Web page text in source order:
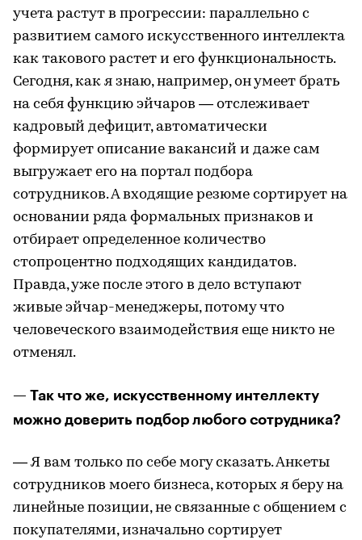
учета растут в прогрессии: параллельно с
развитием самого искусственного интеллекта
как такового растет и его функциональность.
Сегодня, как я знаю, например, он умеет брать
на себя функцию эйчаров — отслеживает
кадровый дефицит, автоматически
формирует описание вакансий и даже сам
выгружает его на портал подбора
сотрудников. А входящие резюме сортирует на
основании ряда формальных признаков и
отбирает определенное количество
стопроцентно подходящих кандидатов.
Правда, уже после этого в дело вступают
живые эйчар-менеджеры, потому что
человеческого взаимодействия еще никто не
отменял.
— Так что же, искусственному интеллекту
можно доверить подбор любого сотрудника?
— Я вам только по себе могу сказать. Анкеты
сотрудников моего бизнеса, которых я беру на
линейные позиции, не связанные с общением с
покупателями, изначально сортирует